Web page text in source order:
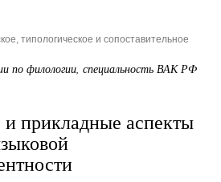
типологическое и сопоставительное
по филологии, специальность ВАК РФ
и прикладные аспекты